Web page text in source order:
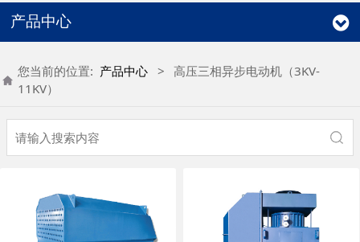
产品中心
您当前的位置: 产品中心 >
高压三相异步电动机（3KV-
11KV）